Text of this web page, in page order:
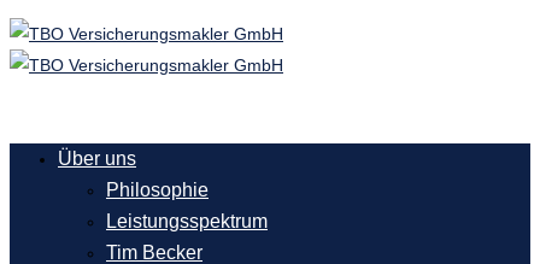
Über uns
Philosophie
Leistungsspektrum
Tim Becker